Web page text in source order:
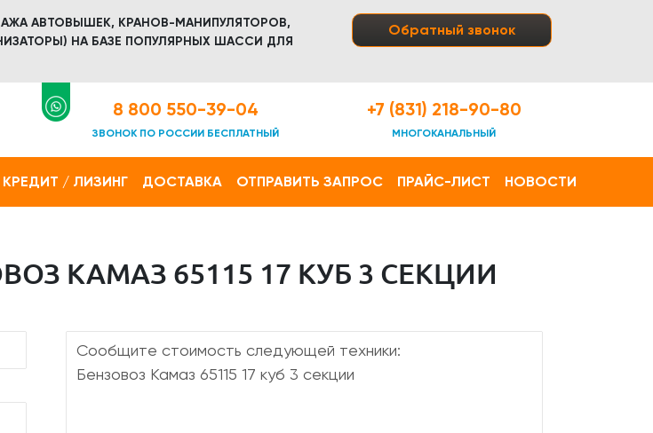
АВТОВЫШЕК, КРАНОВ-МАНИПУЛЯТОРОВ,
НА БАЗЕ ПОПУЛЯРНЫХ ШАССИ ДЛЯ
Обратный звонок
8 800 550-39-04
ЗВОНОК ПО РОССИИ БЕСПЛАТНЫЙ
+7 (831) 218-90-80
МНОГОКАНАЛЬНЫЙ
КРЕДИТ / ЛИЗИНГ ДОСТАВКА ОТПРАВИТЬ ЗАПРОС ПРАЙС-ЛИСТ НОВОСТИ
КАМАЗ 65115 17 КУБ 3 СЕКЦИИ